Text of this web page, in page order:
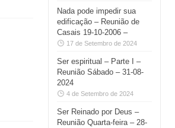
Nada pode impedir sua
edificação – Reunião de
Casais 19-10-2006 –
17 de Setembro de 2024
Ser espiritual – Parte I –
Reunião Sábado – 31-08-
2024
4 de Setembro de 2024
Ser Reinado por Deus –
Reunião Quarta-feira – 28-